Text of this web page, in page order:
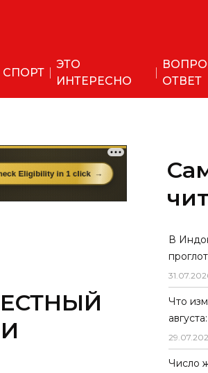
СПОРТ
ЭТО
ИНТЕРЕСНО
ОТВЕТ
В
31.07.
Что
29.07.
Число